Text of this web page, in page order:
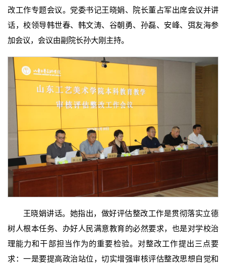
改工作专题会议。党委书记王晓娟、院长董占军出席会议并讲
话，校领导韩世春、韩文涛、谷朝勇、孙磊、安峰、弭友海参
加会议，会议由副院长孙大刚主持。
王晓娟讲话。她指出，做好评估整改工作是贯彻落实立德
树人根本任务、办好人民满意教育的必然要求，也是对学校治
理能力和干部担当作为的重要检验。对整改工作提出三点要
求：一是要提高政治站位，切实增强审核评估整改思想自觉和